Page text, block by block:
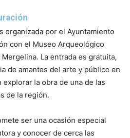
organizada por el Ayuntamiento
con el Museo Arqueológico
La entrada es gratuita,
de amantes del arte y público en
la obra de una de las
de la región.
ser una ocasión especial
y conocer de cerca las